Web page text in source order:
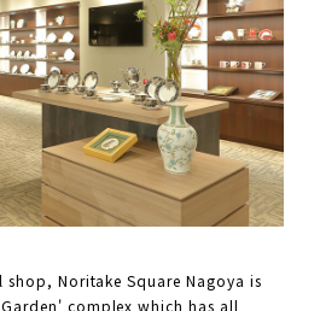
shop, Noritake Square Nagoya is
complex which has all